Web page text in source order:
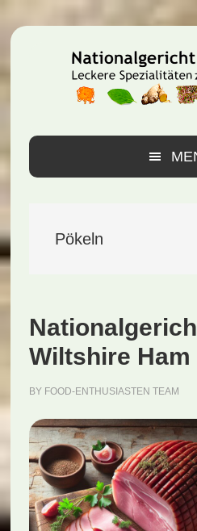
Hauptnavigation
Inhalt
Seitenspalte
Pökeln
Wiltshire Ham
BY FOOD-ENTHUSIASTEN TEAM